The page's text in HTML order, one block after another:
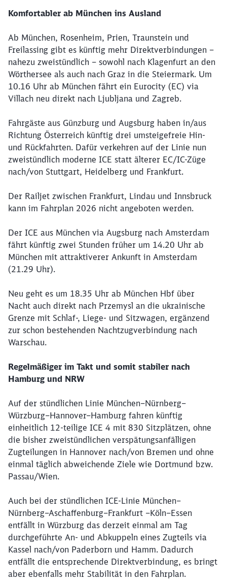
Komfortabler ab München ins Ausland
Ab München, Rosenheim, Prien, Traunstein und
Freilassing gibt es künftig mehr Direktverbindungen –
nahezu zweistündlich – sowohl nach Klagenfurt an den
Wörthersee als auch nach Graz in die Steiermark. Um
10.16 Uhr ab München fährt ein Eurocity (EC) via
Villach neu direkt nach Ljubljana und Zagreb.
Fahrgäste aus Günzburg und Augsburg haben in/aus
Richtung Österreich künftig drei umsteigefreie Hin-
und Rückfahrten. Dafür verkehren auf der Linie nun
zweistündlich moderne ICE statt älterer EC/IC-Züge
nach/von Stuttgart, Heidelberg und Frankfurt.
Der Railjet zwischen Frankfurt, Lindau und Innsbruck
kann im Fahrplan 2026 nicht angeboten werden.
Der ICE aus München via Augsburg nach Amsterdam
fährt künftig zwei Stunden früher um 14.20 Uhr ab
München mit attraktiverer Ankunft in Amsterdam
(21.29 Uhr).
Neu geht es um 18.35 Uhr ab München Hbf über
Nacht auch direkt nach Przemysl an die ukrainische
Grenze mit Schlaf-, Liege- und Sitzwagen, ergänzend
zur schon bestehenden Nachtzugverbindung nach
Warschau.
Regelmäßiger im Takt und somit stabiler nach
Hamburg und NRW
Auf der stündlichen Linie München–Nürnberg–
Würzburg–Hannover–Hamburg fahren künftig
einheitlich 12-teilige ICE 4 mit 830 Sitzplätzen, ohne
die bisher zweistündlichen verspätungsanfälligen
Zugteilungen in Hannover nach/von Bremen und ohne
einmal täglich abweichende Ziele wie Dortmund bzw.
Passau/Wien.
Auch bei der stündlichen ICE-Linie München–
Nürnberg–Aschaffenburg–Frankfurt –Köln–Essen
entfällt in Würzburg das derzeit einmal am Tag
durchgeführte An- und Abkuppeln eines Zugteils via
Kassel nach/von Paderborn und Hamm. Dadurch
entfällt die entsprechende Direktverbindung, es bringt
aber ebenfalls mehr Stabilität in den Fahrplan.